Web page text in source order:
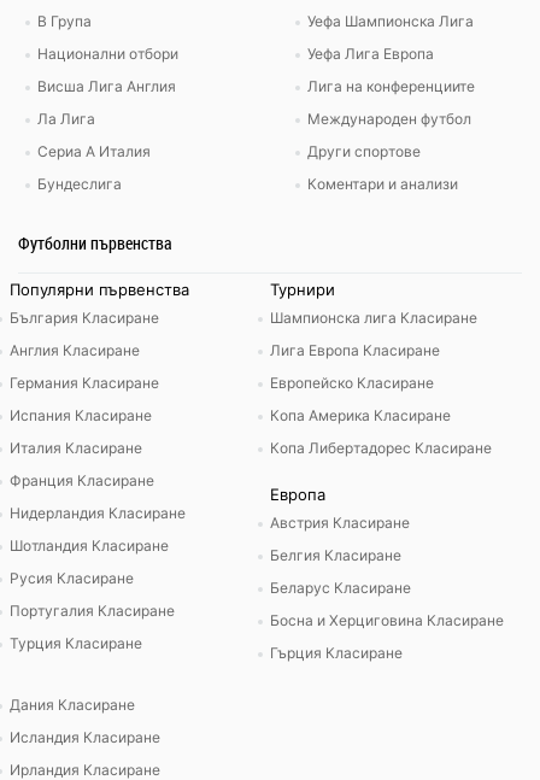
В Група
Национални отбори
Висша Лига Англия
Ла Лига
Сериа А Италия
Бундеслига
Уефа Шампионска Лига
Уефа Лига Европа
Лига на конференциите
Международен футбол
Други спортове
Коментари и анализи
Футболни първенства
Популярни първенства
България Класиране
Англия Класиране
Германия Класиране
Испания Класиране
Италия Класиране
Франция Класиране
Нидерландия Класиране
Шотландия Класиране
Русия Класиране
Португалия Класиране
Турция Класиране
Турнири
Шампионска лига Класиране
Лига Европа Класиране
Европейско Класиране
Копа Америка Класиране
Копа Либертадорес Класиране
Европа
Австрия Класиране
Белгия Класиране
Беларус Класиране
Босна и Херциговина Класиране
Гърция Класиране
Дания Класиране
Исландия Класиране
Ирландия Класиране